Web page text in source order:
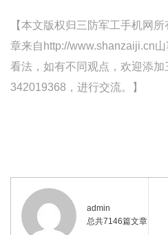
【本文版权归三防军工手机网
章来自http://www.shanzaiji.cn
看法，如有不同观点，欢迎添加
342019368，进行交流。】
admin
总共7146篇文章